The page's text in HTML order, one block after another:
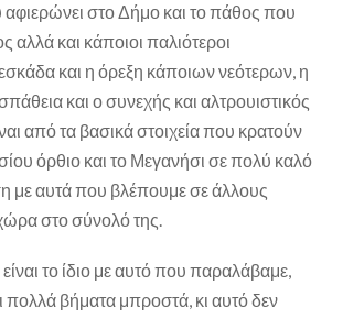
στο Δήμο και το πάθος που
αλλά και κάποιοι παλιότεροι
και η όρεξη κάποιων νεότερων, η
και ο συνεχής και αλτρουιστικός
από τα βασικά στοιχεία που κρατούν
όρθιο και το Μεγανήσι σε πολύ καλό
με αυτά που βλέπουμε σε άλλους
στο σύνολό της.
το ίδιο με αυτό που παραλάβαμε,
πολλά βήματα μπροστά, κι αυτό δεν